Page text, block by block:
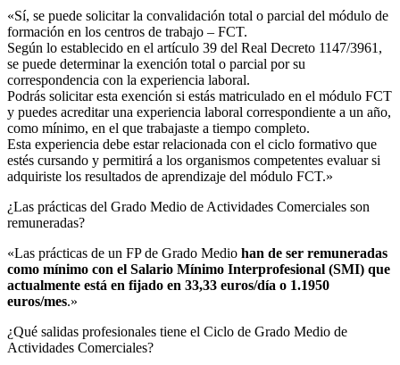
«Sí, se puede solicitar la convalidación total o parcial del módulo de
formación en los centros de trabajo – FCT.
Según lo establecido en el artículo 39 del Real Decreto 1147/3961,
se puede determinar la exención total o parcial por su
correspondencia con la experiencia laboral.
Podrás solicitar esta exención si estás matriculado en el módulo FCT
y puedes acreditar una experiencia laboral correspondiente a un año,
como mínimo, en el que trabajaste a tiempo completo.
Esta experiencia debe estar relacionada con el ciclo formativo que
estés cursando y permitirá a los organismos competentes evaluar si
adquiriste los resultados de aprendizaje del módulo FCT.»
¿Las prácticas del Grado Medio de Actividades Comerciales son
remuneradas?​
«Las prácticas de un FP de Grado Medio han de ser remuneradas
como mínimo con el Salario Mínimo Interprofesional (SMI) que
actualmente está en fijado en 33,33 euros/día o 1.1950
euros/mes.»
¿Qué salidas profesionales tiene el Ciclo de Grado Medio de
Actividades Comerciales?​